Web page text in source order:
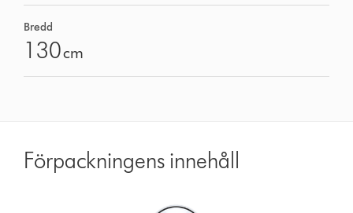
Bredd
130cm
Förpackningens innehåll